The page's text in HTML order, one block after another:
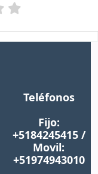
Teléfonos
Fijo:
+5184245415 /
Movil:
+51974943010